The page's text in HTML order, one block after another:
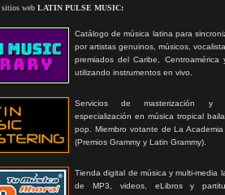
sitios web LATIN PULSE MUSIC:
Catálogo de música latina para
por artistas genuinos, músicos,
premiados del Caribe, Centroamérica
utilizando instrumentos en vivo.
Servicios de masterización y
especialización en música tropical
pop. Miembro votante de La
(Premios Grammy y Latin Grammy).
Tienda digital de música y multi-media
de MP3, videos, eLibros y